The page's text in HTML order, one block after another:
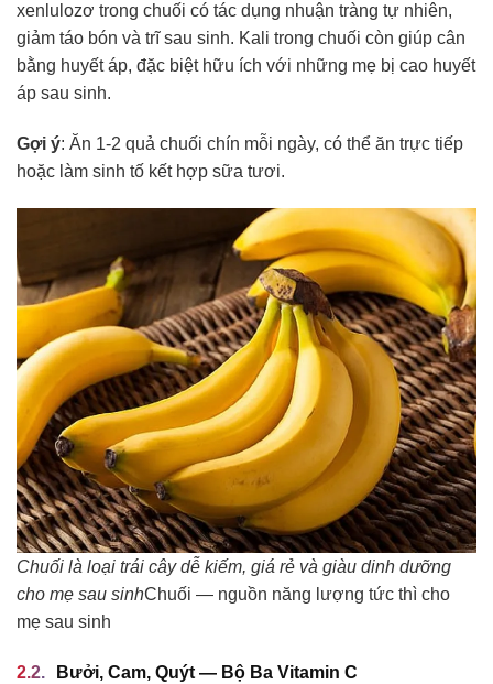
xenlulozơ trong chuối có tác dụng nhuận tràng tự nhiên,
giảm táo bón và trĩ sau sinh. Kali trong chuối còn giúp cân
bằng huyết áp, đặc biệt hữu ích với những mẹ bị cao huyết
áp sau sinh.
Gợi ý: Ăn 1-2 quả chuối chín mỗi ngày, có thể ăn trực tiếp
hoặc làm sinh tố kết hợp sữa tươi.
Chuối là loại trái cây dễ kiếm, giá rẻ và giàu dinh dưỡng
cho mẹ sau sinhChuối — nguồn năng lượng tức thì cho
mẹ sau sinh
Bưởi, Cam, Quýt — Bộ Ba Vitamin C